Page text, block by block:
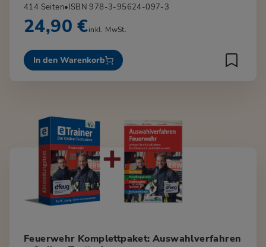
414 Seiten•ISBN 978-3-95624-097-3
24,90 €inkl. MwSt.
In den Warenkorb
Feuerwehr Komplettpaket: Auswahlverfahren